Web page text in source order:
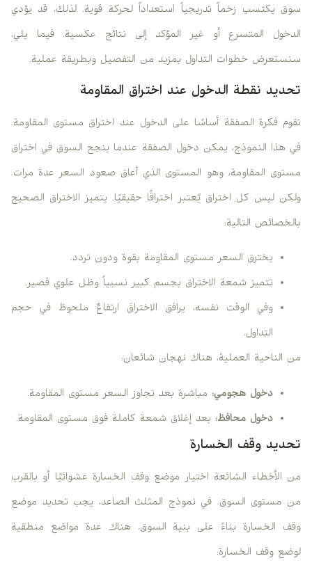
سوق يكتسب زخماً تدريجياً استعداداً لحركة قوية. لذلك، قد يؤدي
الدخول المتسرع أو غير المؤكد إلى نتائج عكسية. فيما يلي،
سنستعرض خطوات التداول بمزيد من التفصيل وبطريقة عملية.
تحديد نقطة الدخول عند اختراق المقاومة
تقوم فكرة الصفقة أساسًا على الدخول عند اختراق مستوى المقاومة.
في هذا النموذج، يمكن دخول الصفقة عندما ينجح السوق في اختراق
مستوى المقاومة، وهو المستوى الذي أعاق صعود السعر عدة مرات.
ولكن ليس كل اختراق يُعتبر اختراقًا حقيقيًا. يتميز الاختراق الصحيح
بالخصائص التالية:
يخترق السعر مستوى المقاومة بقوة ودون تردد.
تتميز شمعة الاختراق بجسم كبير نسبياً وظل علوي قصير.
وفي الوقت نفسه، يرافق الاختراقَ ارتفاعٌ ملحوظ في حجم
التداول.
من الناحية العملية، هناك نهجان شائعان:
دخول هجومي: مباشرة بعد تجاوز السعر مستوى المقاومة.
دخول محافظ: بعد إغلاق شمعة كاملة فوق مستوى المقاومة.
تحديد وقف الخسارة
من الأخطاء الشائعة اختيار موضع وقف الخسارة عشوائيًا أو بالقرب
من مستوى السوق. في نموذج المثلث الصاعد، يجب تحديد موضع
وقف الخسارة بناءً على بنية السوق. هناك عدة مواضع منطقية
لوضع وقف الخسارة: